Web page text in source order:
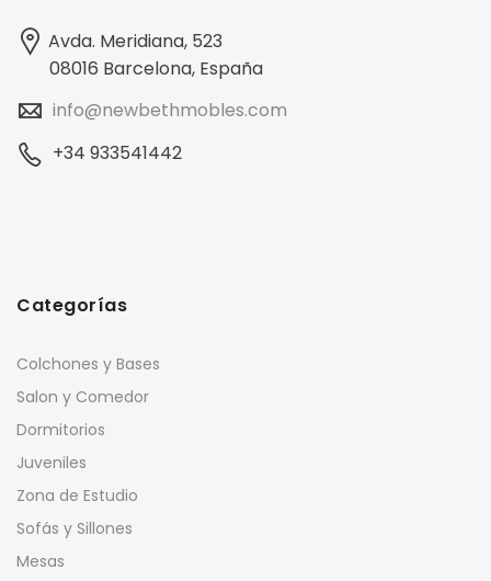
Avda. Meridiana, 523
08016 Barcelona, España
info@newbethmobles.com
+34 933541442
Categorías
Colchones y Bases
Salon y Comedor
Dormitorios
Juveniles
Zona de Estudio
Sofás y Sillones
Mesas